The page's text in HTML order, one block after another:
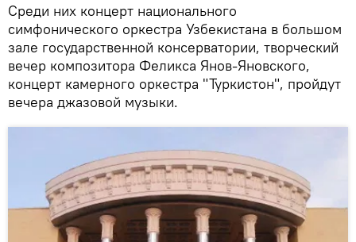
Среди них концерт национального
симфонического оркестра Узбекистана в большом
зале государственной консерватории, творческий
вечер композитора Феликса Янов-Яновского,
концерт камерного оркестра "Туркистон", пройдут
вечера джазовой музыки.